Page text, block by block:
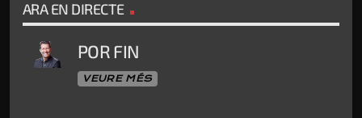
ARA EN DIRECTE
POR FIN
VEURE MÉS